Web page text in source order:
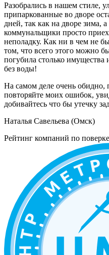
Разобрались в нашем стиле,
припаркованные во дворе
дней, так как на дворе зима,
коммунальщики просто
неполадку. Как ни в чем не
том, что всего этого можно
погубила столько
без воды!
На самом деле очень
повторяйте моих ошибок,
добивайтесь что бы утечку
Наталья Савельева (Омск)
Рейтинг компаний по